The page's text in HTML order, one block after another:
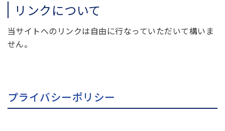
リンクについて
当サイトへのリンクは自由に行なっていただいて構いま
せん。
プライバシーポリシー